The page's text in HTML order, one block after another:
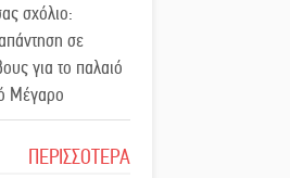
έργου και
στο
από τον Κυρ.
ελαιοκομική
σχόλιο:
σε
για το παλαιό
Μέγαρο
σχόλιο: Ιερή
ΠΕΡΙΣΣΟΤΕΡΑ